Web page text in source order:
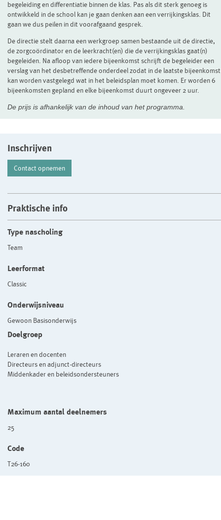
begeleiding en differentiatie binnen de klas. Pas als dit sterk genoeg is
ontwikkeld in de school kan je gaan denken aan een verrijkingsklas. Dit
gaan we dus peilen in dit voorafgaand gesprek.
De directie stelt daarna een werkgroep samen bestaande uit de directie,
de zorgcoördinator en de leerkracht(en) die de verrijkingsklas gaat(n)
begeleiden. Na afloop van iedere bijeenkomst schrijft de begeleider een
verslag van het desbetreffende onderdeel zodat in de laatste bijeenkomst
kan worden vastgelegd wat in het beleidsplan moet komen. Er worden 6
bijeenkomsten gepland en elke bijeenkomst duurt ongeveer 2 uur.
De prijs is afhankelijk van de inhoud van het programma.
Inschrijven
Contact opnemen
Praktische info
Type nascholing
Team
Leerformat
Classic
Onderwijsniveau
Gewoon Basisonderwijs
Doelgroep
Leraren en docenten
Directeurs en adjunct-directeurs
Middenkader en beleidsondersteuners
Maximum aantal deelnemers
25
Code
T26-160